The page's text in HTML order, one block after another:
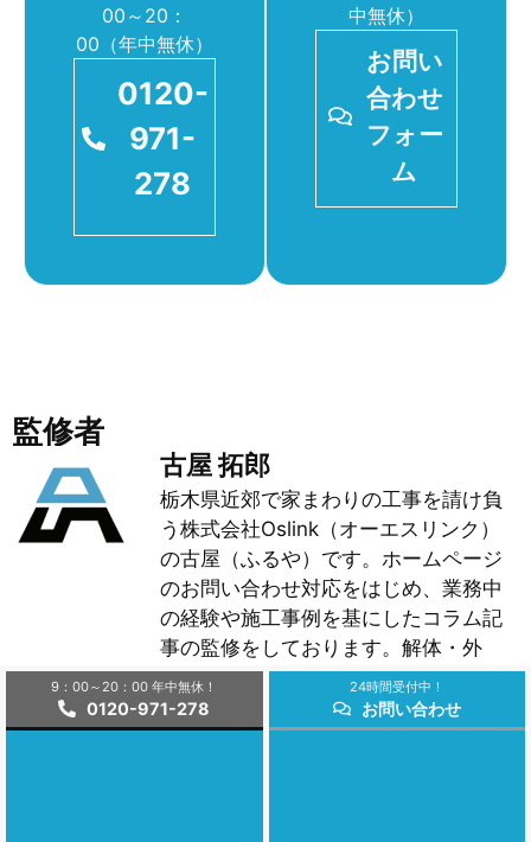
00～20：
00（年中無休）
0120-
971-
278
中無休）
お問い
合わせ
フォー
ム
監修者
古屋 拓郎
栃木県近郊で家まわりの工事を請け負
う株式会社Oslink（オーエスリンク）
の古屋（ふるや）です。ホームページ
のお問い合わせ対応をはじめ、業務中
の経験や施工事例を基にしたコラム記
事の監修をしております。解体・外
構・リフォームといった、ご自宅や空
き家の施工に関するご相談は、お気軽
にお問い合わせ対応ください。
9：00～20：00 年中無休！
0120-971-278
24時間受付中！
お問い合わせ